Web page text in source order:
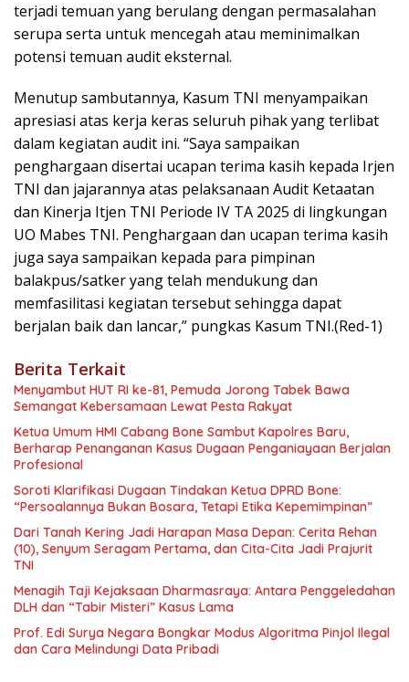
terjadi temuan yang berulang dengan permasalahan
serupa serta untuk mencegah atau meminimalkan
potensi temuan audit eksternal.
Menutup sambutannya, Kasum TNI menyampaikan
apresiasi atas kerja keras seluruh pihak yang terlibat
dalam kegiatan audit ini. “Saya sampaikan
penghargaan disertai ucapan terima kasih kepada Irjen
TNI dan jajarannya atas pelaksanaan Audit Ketaatan
dan Kinerja Itjen TNI Periode IV TA 2025 di lingkungan
UO Mabes TNI. Penghargaan dan ucapan terima kasih
juga saya sampaikan kepada para pimpinan
balakpus/satker yang telah mendukung dan
memfasilitasi kegiatan tersebut sehingga dapat
berjalan baik dan lancar,” pungkas Kasum TNI.(Red-1)
Berita Terkait
Menyambut HUT RI ke-81, Pemuda Jorong Tabek Bawa
Semangat Kebersamaan Lewat Pesta Rakyat
Ketua Umum HMI Cabang Bone Sambut Kapolres Baru,
Berharap Penanganan Kasus Dugaan Penganiayaan Berjalan
Profesional
Soroti Klarifikasi Dugaan Tindakan Ketua DPRD Bone:
“Persoalannya Bukan Bosara, Tetapi Etika Kepemimpinan”
Dari Tanah Kering Jadi Harapan Masa Depan: Cerita Rehan
(10), Senyum Seragam Pertama, dan Cita-Cita Jadi Prajurit
TNI
Menagih Taji Kejaksaan Dharmasraya: Antara Penggeledahan
DLH dan “Tabir Misteri” Kasus Lama
Prof. Edi Surya Negara Bongkar Modus Algoritma Pinjol Ilegal
dan Cara Melindungi Data Pribadi